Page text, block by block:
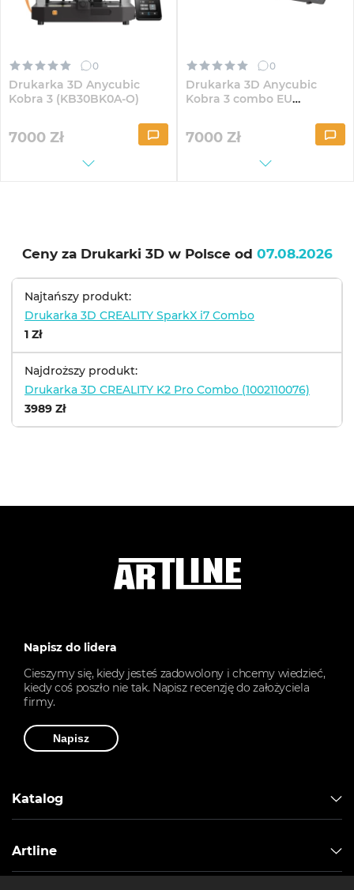
0
Drukarka 3D Anycubic
Kobra 3 (KB30BK0A-O)
7000 Zł
0
Drukarka 3D Anycubic
Kobra 3 combo EU
7000 Zł
Ceny za Drukarki 3D w Polsce od 07.08.2026
Najtańszy produkt:
Drukarka 3D CREALITY SparkX i7 Combo
1 Zł
Najdroższy produkt:
Drukarka 3D CREALITY K2 Pro Combo (1002110076)
3989 Zł
Napisz do lidera
Cieszymy się, kiedy jesteś zadowolony i chcemy wiedzieć,
kiedy coś poszło nie tak. Napisz recenzję do założyciela
firmy.
Napisz
Katalog
Artline